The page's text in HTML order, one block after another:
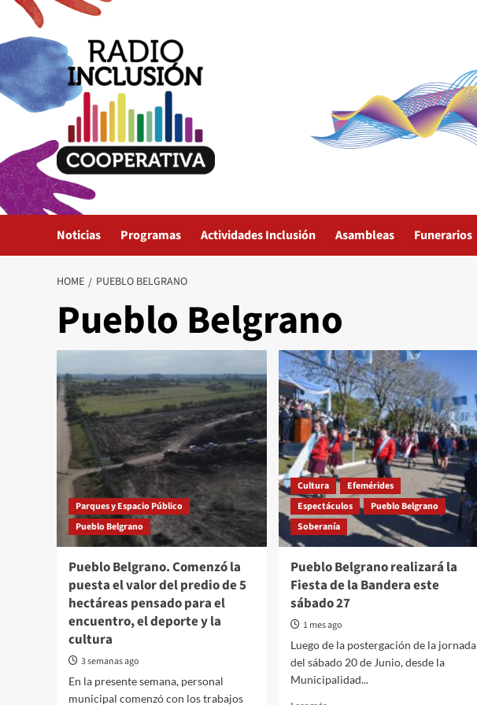
Skip
content
Noticias Programas Actividades Inclusión Asambleas Funerarios
HOME PUEBLO BELGRANO
Pueblo Belgrano
Parques y Espacio Público
Pueblo Belgrano
Pueblo Belgrano. Comenzó la
puesta el valor del predio de 5
hectáreas pensado para el
encuentro, el deporte y la
cultura
3 semanas ago
En la presente semana, personal
municipal comenzó con los trabajos
Cultura
Efemérides
Espectáculos
Pueblo Belgrano
Soberanía
Pueblo Belgrano realizará la
Fiesta de la Bandera este
sábado 27
1 mes ago
Luego de la postergación de la jornada
del sábado 20 de Junio, desde la
Municipalidad...